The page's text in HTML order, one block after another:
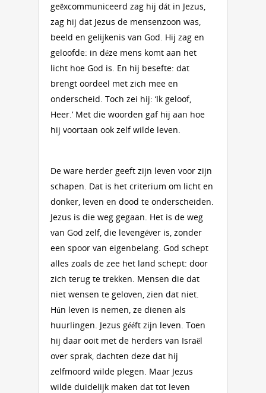
geëxcommuniceerd zag hij dát in Jezus,
zag hij dat Jezus de mensenzoon was,
beeld en gelijkenis van God. Hij zag en
geloofde: in déze mens komt aan het
licht hoe God is. En hij besefte: dat
brengt oordeel met zich mee en
onderscheid. Toch zei hij: ‘Ik geloof,
Heer.’ Met die woorden gaf hij aan hoe
hij voortaan ook zelf wilde leven.
De ware herder geeft zijn leven voor zijn
schapen. Dat is het criterium om licht en
donker, leven en dood te onderscheiden.
Jezus is die weg gegaan. Het is de weg
van God zelf, die levengéver is, zonder
een spoor van eigenbelang. God schept
alles zoals de zee het land schept: door
zich terug te trekken. Mensen die dat
niet wensen te geloven, zien dat niet.
Hún leven is nemen, ze dienen als
huurlingen. Jezus gééft zijn leven. Toen
hij daar ooit met de herders van Israël
over sprak, dachten deze dat hij
zelfmoord wilde plegen. Maar Jezus
wilde duidelijk maken dat tot leven